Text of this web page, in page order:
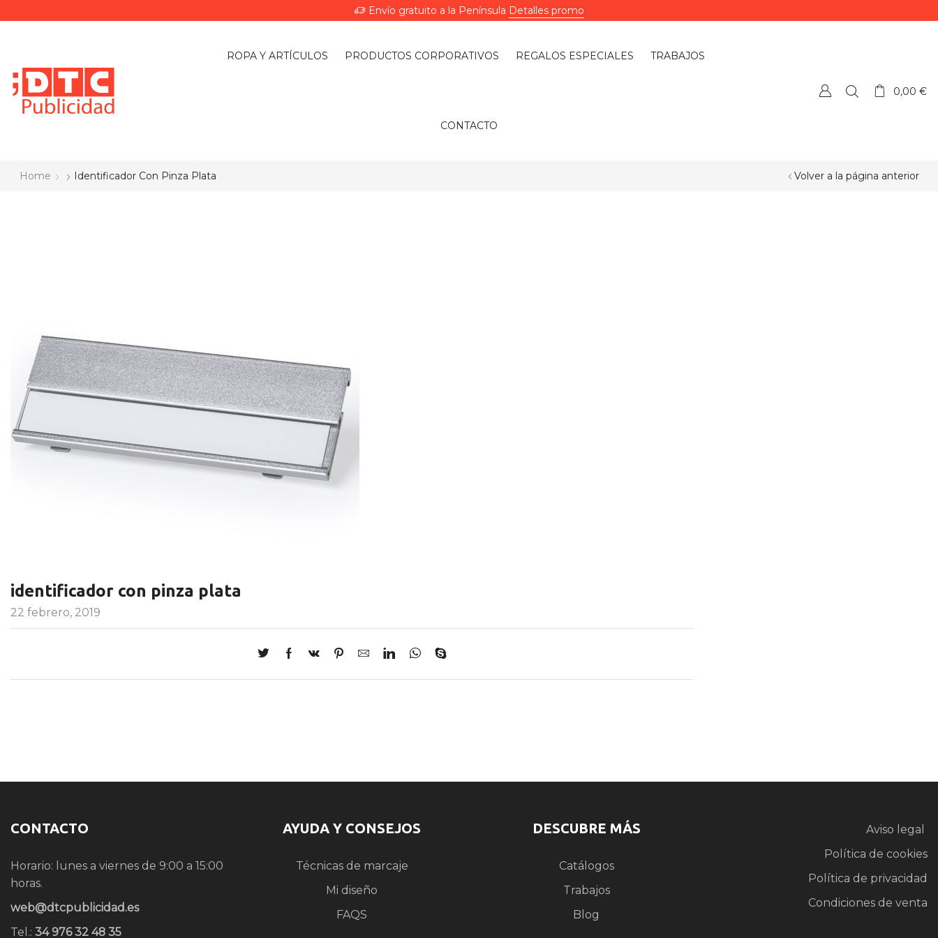
Envío gratuito a la Península Detalles promo
ROPA Y ARTÍCULOS PRODUCTOS CORPORATIVOS REGALOS ESPECIALES TRABAJOS
CONTACTO
0,00€
Volver a la página anterior
Home Identificador Con Pinza Plata
identificador con pinza plata
22 febrero, 2019
CONTACTO
Horario: lunes a viernes de 9:00 a 15:00
horas.
web@dtcpublicidad.es
Tel.: 34 976 32 48 35
AYUDA Y CONSEJOS
Técnicas de marcaje
Mi diseño
FAQS
DESCUBRE MÁS
Catálogos
Trabajos
Blog
Aviso legal
Política de cookies
Política de privacidad
Condiciones de venta